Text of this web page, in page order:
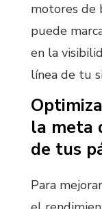
motores de
puede
en la
línea de tu
la meta
de tus
Para